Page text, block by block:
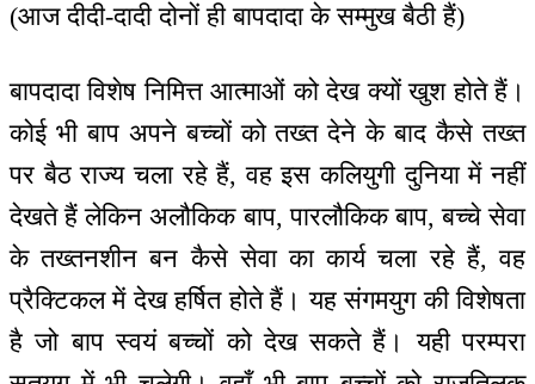
(आज दीदी-दादी दोनों ही बापदादा के सम्मुख बैठी हैं)
बापदादा विशेष निमित्त आत्माओं को देख क्यों खुश होते हैं।
कोई भी बाप अपने बच्चों को तख्त देने के बाद कैसे तख्त
पर बैठ राज्य चला रहे हैं, वह इस कलियुगी दुनिया में नहीं
देखते हैं लेकिन अलौकिक बाप, पारलौकिक बाप, बच्चे सेवा
के तख्तनशीन बन कैसे सेवा का कार्य चला रहे हैं, वह
प्रैक्टिकल में देख हर्षित होते हैं। यह संगमयुग की विशेषता
है जो बाप स्वयं बच्चों को देख सकते हैं। यही परम्परा